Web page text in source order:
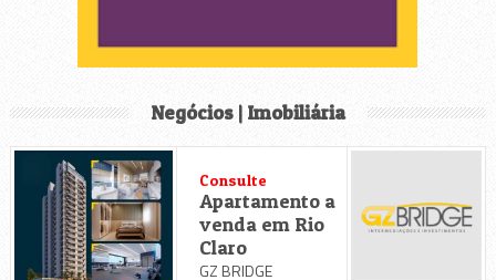
Negócios | Imobiliária
Consulte
Apartamento a
venda em Rio
Claro
GZ BRIDGE